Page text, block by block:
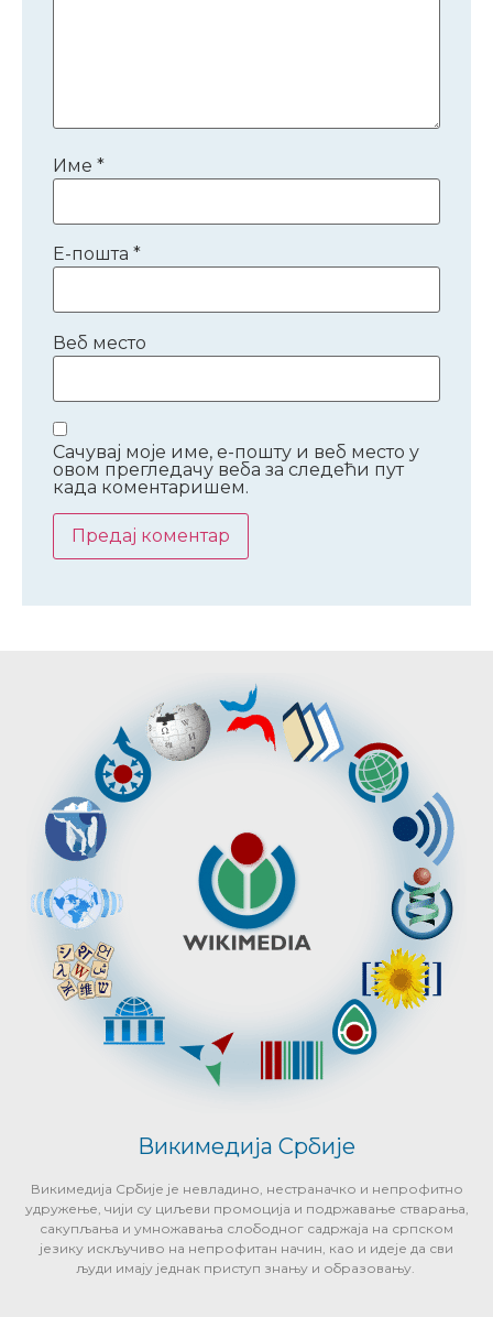
Име *
Е-пошта *
Веб место
Сачувај моје име, е-пошту и веб место у
овом прегледачу веба за следећи пут
када коментаришем.
Викимедија Србије
Викимедија Србије је невладино, нестраначко и непрофитно
удружење, чији су циљеви промоција и подржавање стварања,
сакупљања и умножавања слободног садржаја на српском
језику искључиво на непрофитан начин, као и идеје да сви
људи имају једнак приступ знању и образовању.